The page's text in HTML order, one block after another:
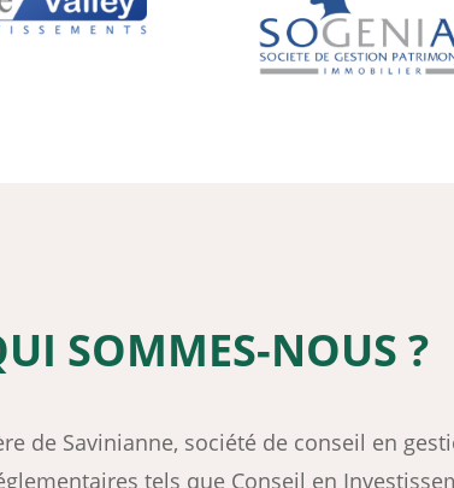
SOMMES-NOUS ?
de Savinianne, société de conseil en
tels que Conseil en